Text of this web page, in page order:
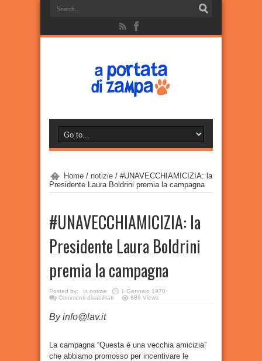
Home / notizie / #UNAVECCHIAMICIZIA: la
Presidente Laura Boldrini premia la campagna
#UNAVECCHIAMICIZIA: la
Presidente Laura Boldrini
premia la campagna
Posted by: in notizie
1 Gennaio 1970
Commenti disabilitatisu
campagna
689 Views
Byinfo@lav.it
La campagna “Questa è una vecchia amicizia”
che abbiamo promosso per incentivare le